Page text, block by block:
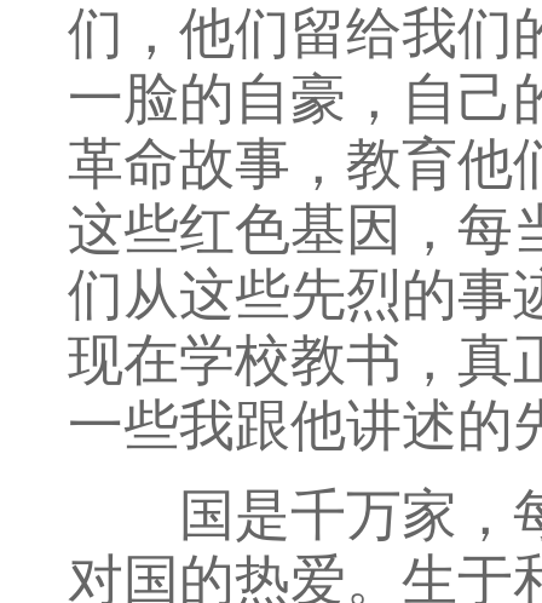
们，他们留给我们
一脸的自豪，自己
革命故事，教育他
这些红色基因，每
们从这些先烈的事
现在学校教书，真
一些我跟他讲述的
国是千万家，每
对国的热爱。生于